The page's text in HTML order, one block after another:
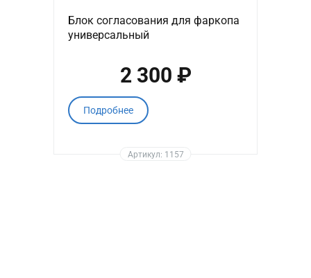
Блок согласования для фаркопа
универсальный
2 300 ₽
Подробнее
Артикул: 1157